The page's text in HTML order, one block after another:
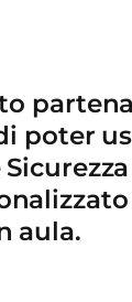
poter
aula.